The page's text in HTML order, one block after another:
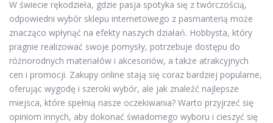
W świecie rękodzieła, gdzie pasja spotyka się z twórczością,
odpowiedni wybór sklepu internetowego z pasmanterią może
znacząco wpłynąć na efekty naszych działań. Hobbysta, który
pragnie realizować swoje pomysły, potrzebuje dostępu do
różnorodnych materiałów i akcesoriów, a także atrakcyjnych
cen i promocji. Zakupy online stają się coraz bardziej popularne,
oferując wygodę i szeroki wybór, ale jak znaleźć najlepsze
miejsca, które spełnią nasze oczekiwania? Warto przyjrzeć się
opiniom innych, aby dokonać świadomego wyboru i cieszyć się